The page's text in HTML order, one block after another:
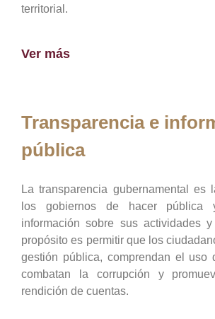
territorial.
Ver más
Transparencia e
pública
La transparencia gubernamental es
los gobiernos de hacer pública
información sobre sus actividades
propósito es permitir que los
gestión pública, comprendan el uso
combatan la corrupción y
rendición de cuentas.